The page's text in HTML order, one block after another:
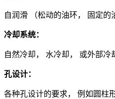
自润滑 （松动的油环， 固定的
冷却系统：
自然冷却， 水冷却， 或外部冷
孔设计：
各种孔设计的要求， 例如圆柱